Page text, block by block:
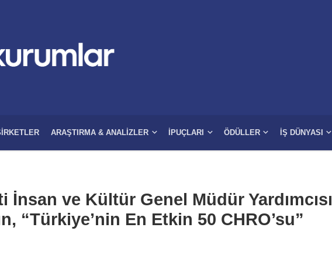
ARAŞTIRMA & ANALIZLER İPUÇLARI ÖDÜLLER İŞ DÜNYASI
İnsan ve Kültür Genel Müdür Yardımcısı
“Türkiye’nin En Etkin 50 CHRO’su”